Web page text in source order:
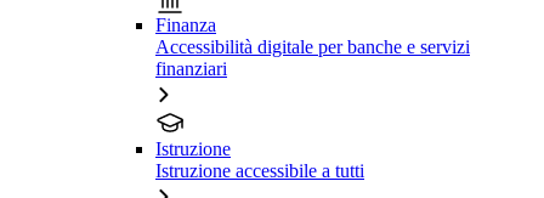
Finanza
Accessibilità digitale per banche e servizi
finanziari
Istruzione
Istruzione accessibile a tutti